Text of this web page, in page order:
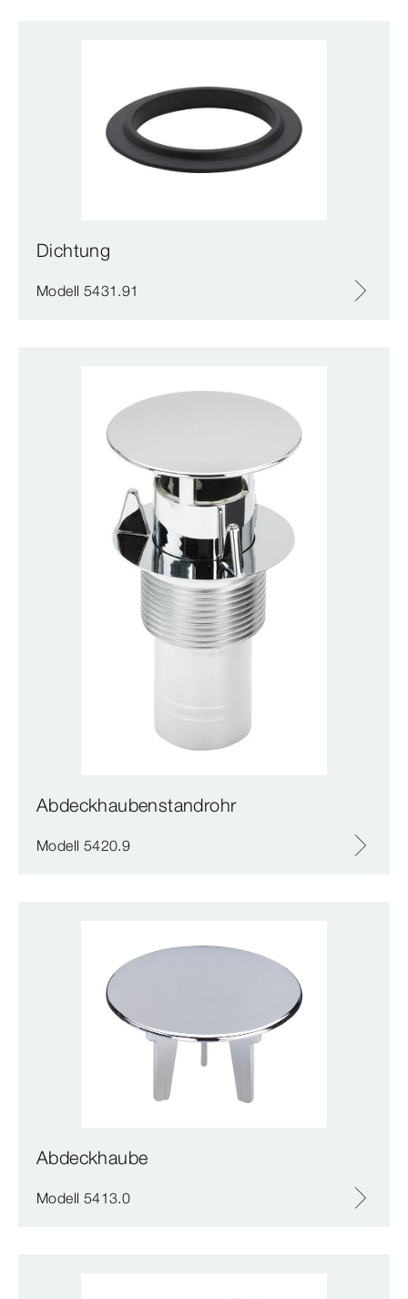
Dichtung
Modell 5431.91
Abdeckhaubenstandrohr
Modell 5420.9
Abdeckhaube
Modell 5413.0